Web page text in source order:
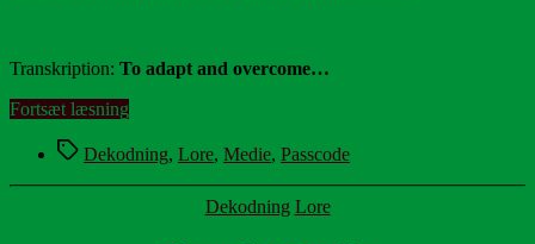
Transkription: To adapt and overcome…
Fortsæt læsning
Media”
TagsDekodning, Lore, Medie, Passcode
Kategorier
Dekodning Lore